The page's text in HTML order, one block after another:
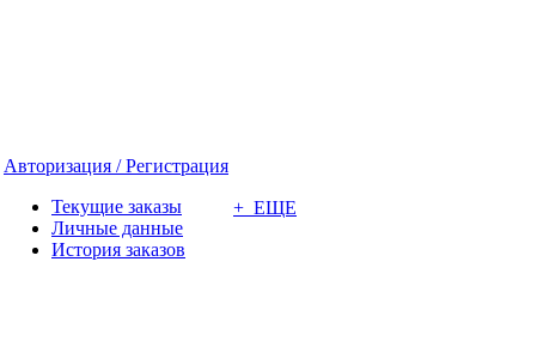
Авторизация / Регистрация
Текущие заказы
Личные данные
История заказов
+ ЕЩЕ